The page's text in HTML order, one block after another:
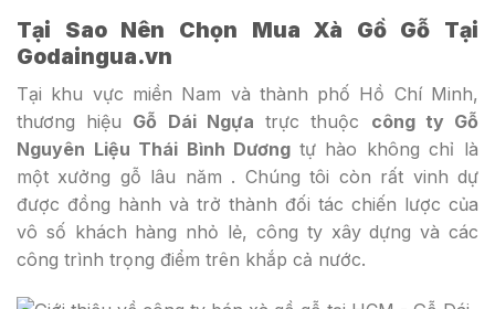
Tại Sao Nên Chọn Mua Xà Gồ Gỗ Tại
Godaingua.vn
Tại khu vực miền Nam và thành phố Hồ Chí Minh,
thương hiệu Gỗ Dái Ngựa trực thuộc công ty Gỗ
Nguyên Liệu Thái Bình Dương tự hào không chỉ là
một xưởng gỗ lâu năm . Chúng tôi còn rất vinh dự
được đồng hành và trở thành đối tác chiến lược của
vô số khách hàng nhỏ lẻ, công ty xây dựng và các
công trình trọng điểm trên khắp cả nước.